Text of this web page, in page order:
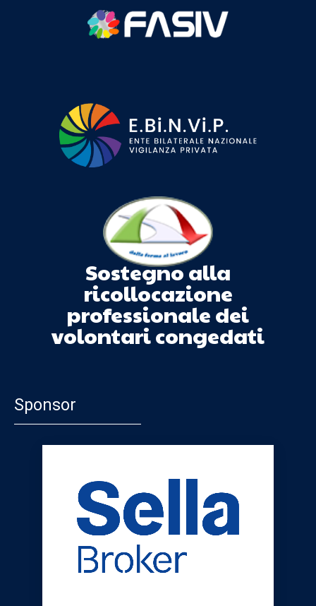
Sostegno alla
ricollocazione
professionale dei
volontari congedati
Sponsor